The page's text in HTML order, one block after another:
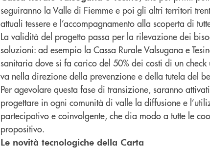
seguiranno la Valle di Fiemme e poi gli altri territori
attuali tessere e l’accompagnamento alla scoperta di
La validità del progetto passa per la rilevazione dei
soluzioni: ad esempio la Cassa Rurale Valsugana e
sanitaria dove si fa carico del 50% dei costi di un
va nella direzione della prevenzione e della tutela del
Per agevolare questa fase di transizione, saranno
progettare in ogni comunità di valle la diffusione e
partecipativo e coinvolgente, che dia modo a tutte le
propositivo.
Le novità tecnologiche della Carta